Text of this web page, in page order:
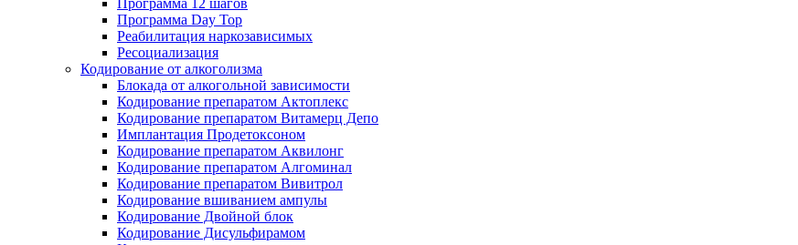
Программа 12 шагов
Программа Day Top
Реабилитация наркозависимых
Ресоциализация
Кодирование от алкоголизма
Блокада от алкогольной зависимости
Кодирование препаратом Актоплекс
Кодирование препаратом Витамерц Депо
Имплантация Продетоксоном
Кодирование препаратом Аквилонг
Кодирование препаратом Алгоминал
Кодирование препаратом Вивитрол
Кодирование вшиванием ампулы
Кодирование Двойной блок
Кодирование Дисульфирамом